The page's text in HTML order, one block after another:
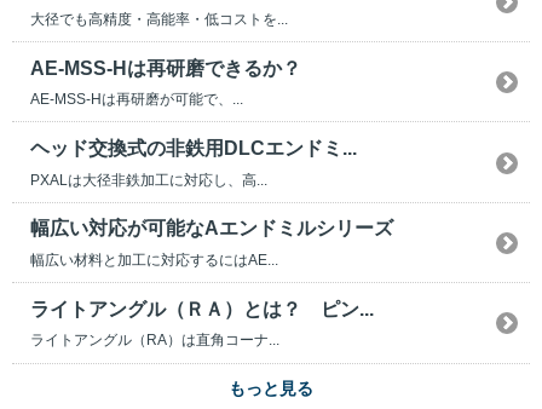
大径でも高精度・高能率・低コストを...
AE-MSS-Hは再研磨できるか？
AE-MSS-Hは再研磨が可能で、...
ヘッド交換式の非鉄用DLCエンドミ...
PXALは大径非鉄加工に対応し、高...
幅広い対応が可能なAエンドミルシリーズ
幅広い材料と加工に対応するにはAE...
ライトアングル（ＲＡ）とは？ ピン...
ライトアングル（RA）は直角コーナ...
もっと見る